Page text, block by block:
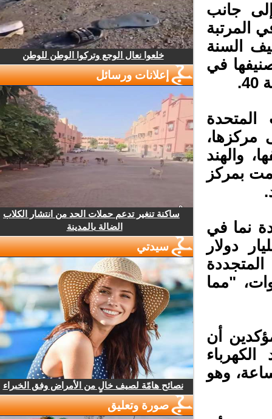
جانب
السنة
في
والهند
بمركز
نما في
بنسبة 2٪ إلى 303.5 مليار دولار
، إلى 265 جيجاوات، "مما
أن
تيراواط ساعة، وهو
خلعوا نعال الوجع وتركوا الوطن للوطن
إعلانات ورسائل
ساكنة تنغير تدعم حملات الحد من انتشار الكلاب
الضالة بالمدينة
سيدتي
نصائح هامّة لصيف خالٍ من الأمراض وفق الخبراء
صورة وتعليق